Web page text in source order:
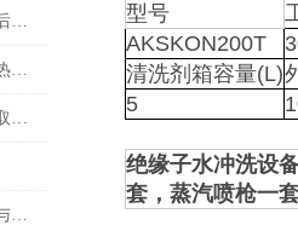
高压清洗机的零部件在清洗过后还需要注意什么
油田高效神器！一探究竟油田热水高压清洗机的核心组件
超高压清洗机清洁效果和速度取决于喷嘴的结构和质量
高压水射流铸件型壳清洗技术与其它清洗技术相比的优势
型号
AKSKON200T
清洗剂箱容量(L)
5
绝缘子水冲洗设
套，蒸汽喷枪一